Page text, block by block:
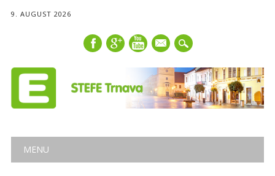
9. AUGUST 2026
mail
Main menu
MENU